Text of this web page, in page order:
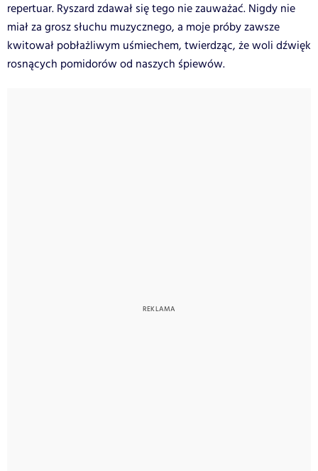
repertuar. Ryszard zdawał się tego nie zauważać. Nigdy nie
miał za grosz słuchu muzycznego, a moje próby zawsze
kwitował pobłażliwym uśmiechem, twierdząc, że woli dźwięk
rosnących pomidorów od naszych śpiewów.